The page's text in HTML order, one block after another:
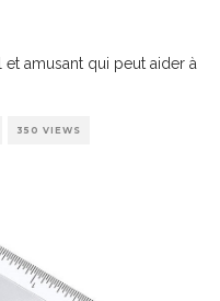
amusant qui peut aider à
350 VIEWS